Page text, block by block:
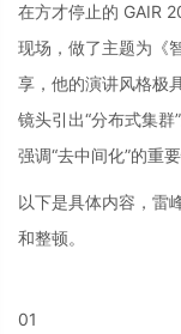
在方才停止的 GAIR
现场，做了主题为《
享，他的演讲风格极
镜头引出“分布式集
强调“去中间化”的重要
以下是具体内容，雷
和整顿。
01